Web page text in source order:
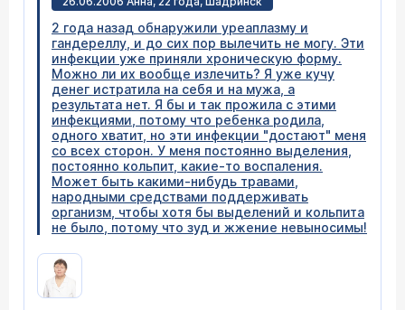
2 года назад обнаружили уреаплазму и
гандереллу, и до сих пор вылечить не могу. Эти
инфекции уже приняли хроническую форму.
Можно ли их вообще излечить? Я уже кучу
денег истратила на себя и на мужа, а
результата нет. Я бы и так прожила с этими
инфекциями, потому что ребенка родила,
одного хватит, но эти инфекции "достают" меня
со всех сторон. У меня постоянно выделения,
постоянно кольпит, какие-то воспаления.
Может быть какими-нибудь травами,
народными средствами поддерживать
организм, чтобы хотя бы выделений и кольпита
не было, потому что зуд и жжение невыносимы!